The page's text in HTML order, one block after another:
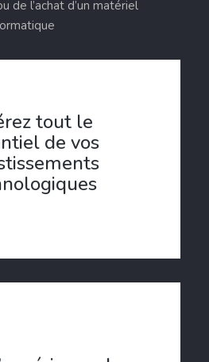
de l’achat d’un matériel
tout le
de vos